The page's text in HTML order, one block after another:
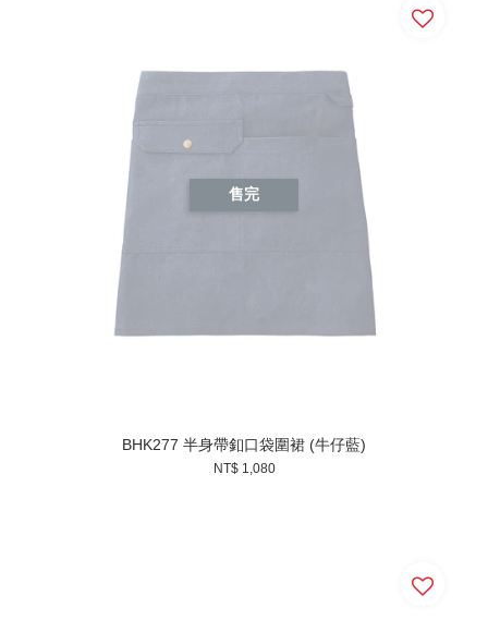
售完
BHK277 半身帶釦口袋圍裙 (牛仔藍)
NT$ 1,080